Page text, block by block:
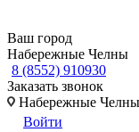
Ваш город
Набережные Челны
8 (8552) 910930
Заказать звонок
Набережные
Войти